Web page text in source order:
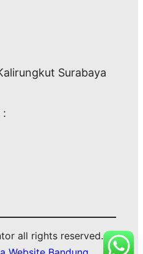
Surabaya
:
all rights reserved.